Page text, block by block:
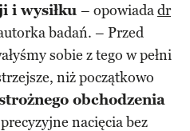
i wysiłku – opowiadadr
badań. – Przed
sobie z tego w pełni
niż początkowo
obchodzenia
nacięcia bez